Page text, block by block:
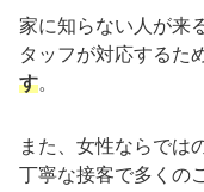
家に知らない人が来
タッフが対応するた
す。
また、女性ならでは
丁寧な接客で多くの